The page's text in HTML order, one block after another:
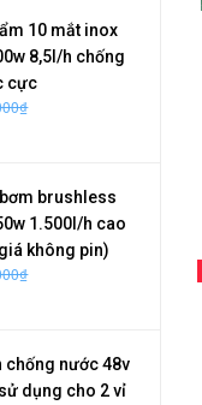
10 mắt inox
8,5l/h chống
cực
brushless
1.500l/h cao
không pin)
chống nước 48v
dụng cho 2 vỉ